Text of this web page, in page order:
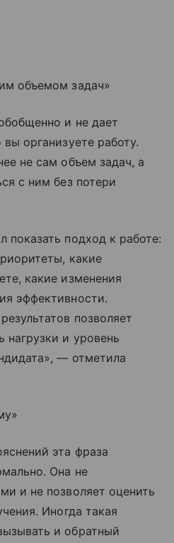
объемом задач»
и не дает
организуете работу.
не сам объем задач, а
с ним без потери
подход к работе:
какие
какие изменения
эффективности.
позволяет
нагрузки и уровень
— отметила
эта фраза
Она не
и не позволяет оценить
Иногда такая
и обратный